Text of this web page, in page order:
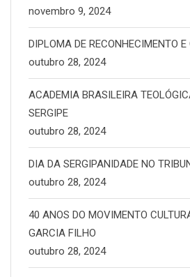
novembro 9, 2024
DIPLOMA DE RECONHECIMENTO
outubro 28, 2024
ACADEMIA BRASILEIRA
SERGIPE
outubro 28, 2024
DIA DA SERGIPANIDADE NO
outubro 28, 2024
40 ANOS DO MOVIMENTO
GARCIA FILHO
outubro 28, 2024